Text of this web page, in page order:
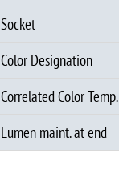
Socket
Color Designation
Correlated Color Temp.
Lumen maint. at end